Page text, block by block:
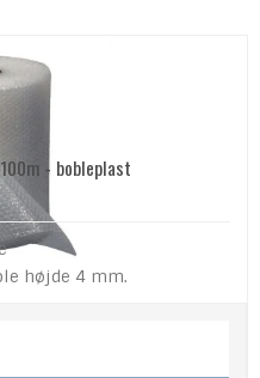
- bobleplast
højde 4 mm.